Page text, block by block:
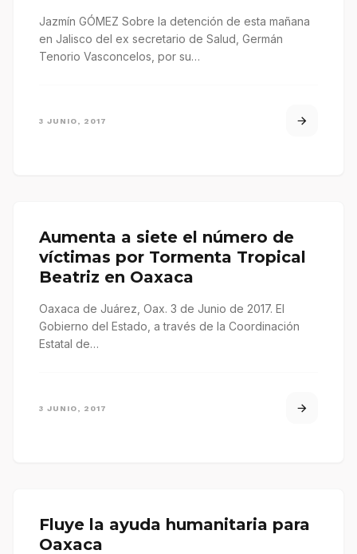
Jazmín GÓMEZ Sobre la detención de esta mañana
en Jalisco del ex secretario de Salud, Germán
Tenorio Vasconcelos, por su…
3 JUNIO, 2017
Aumenta a siete el número de
víctimas por Tormenta Tropical
Beatriz en Oaxaca
Oaxaca de Juárez, Oax. 3 de Junio de 2017. El
Gobierno del Estado, a través de la Coordinación
Estatal de…
3 JUNIO, 2017
Fluye la ayuda humanitaria para
Oaxaca